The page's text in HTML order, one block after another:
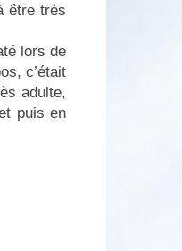
être très
lors de
c’était
adulte,
puis en